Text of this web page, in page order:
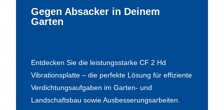
Gegen Absacker in Deinem
Garten
Entdecken Sie die leistungsstarke CF 2 Hd
Vibrationsplatte – die perfekte Lösung für effiziente
Verdichtungsaufgaben im Garten- und
Landschaftsbau sowie Ausbesserungsarbeiten.